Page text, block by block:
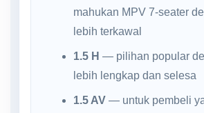
mahukan MPV 7-seater
lebih terkawal
1.5 H — pilihan popular
lebih lengkap dan selesa
1.5 AV— untuk pembeli